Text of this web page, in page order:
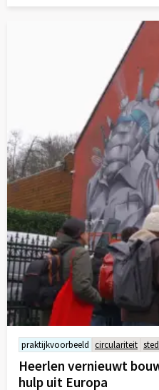
praktijkvoorbeeld circulariteit
Heerlen vernieuwt
hulp uit Europa